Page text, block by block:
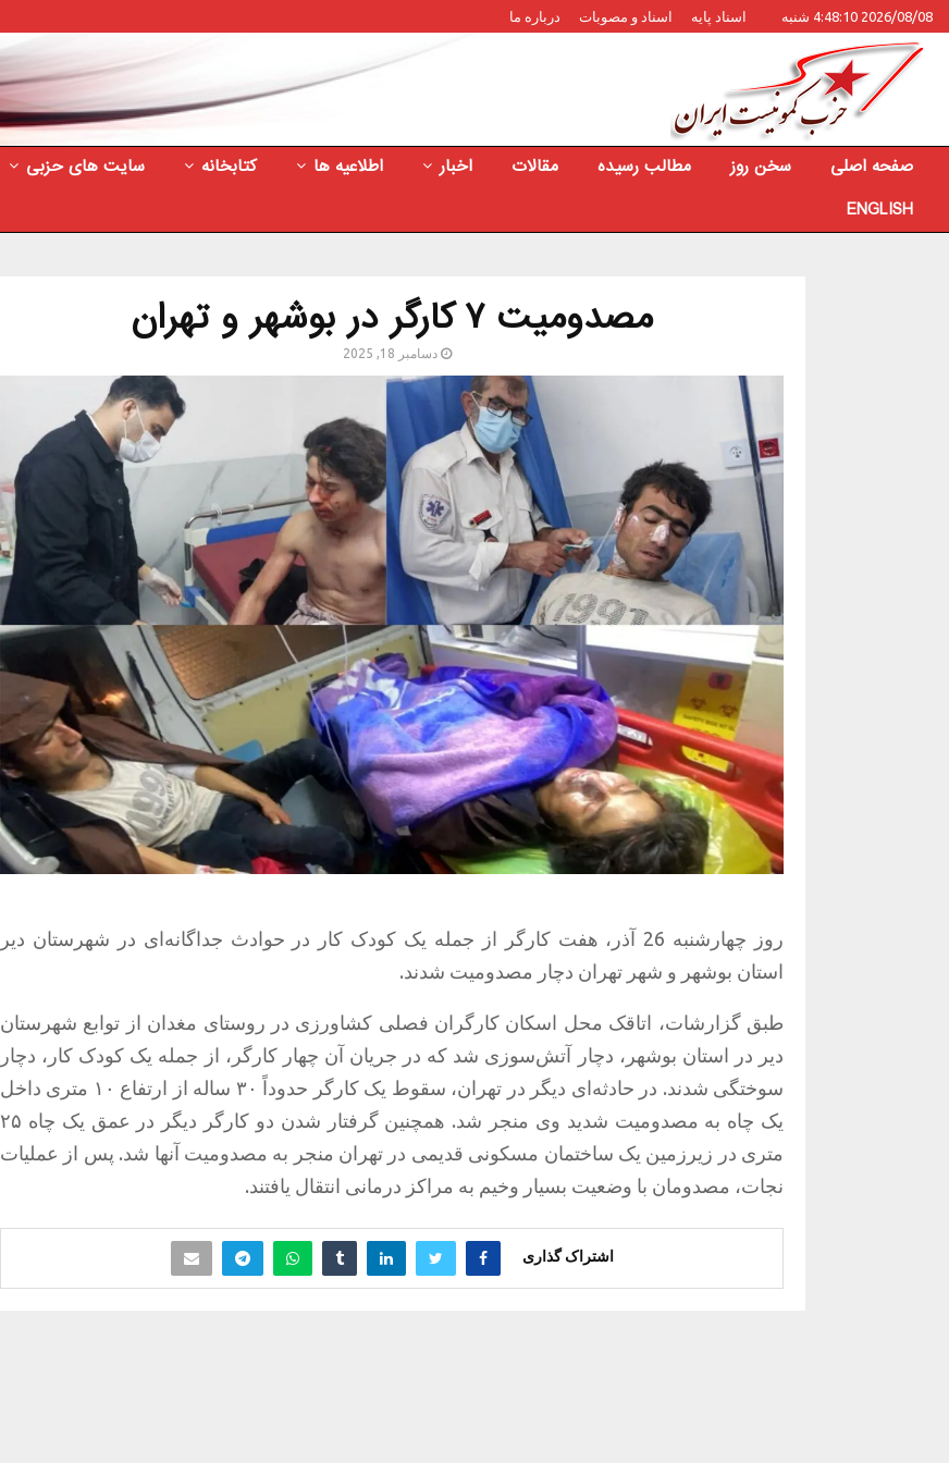
2026/08/08 4:48:10 شنبه اسناد پایه اسناد و مصوبات درباره ما
صفحه اصلی سخن روز مطالب رسیده مقالات اخبار اطلاعیه ها کتابخانه سایت های حزبی
ENGLISH
مصدومیت ۷ کارگر در بوشهر و تهران
دسامبر 18, 2025
روز چهارشنبه 26 آذر، هفت کارگر از جمله یک کودک کار در حوادث جداگانه‌ای در شهرستان دیر
استان بوشهر و شهر تهران دچار مصدومیت شدند.
طبق گزارشات، اتاقک محل اسکان کارگران فصلی کشاورزی در روستای مغدان از توابع شهرستان
دیر در استان بوشهر، دچار آتش‌سوزی شد که در جریان آن چهار کارگر، از جمله یک کودک کار، دچار
سوختگی شدند. در حادثه‌ای دیگر در تهران، سقوط یک کارگر حدوداً ۳۰ ساله از ارتفاع ۱۰ متری داخل
یک چاه به مصدومیت شدید وی منجر شد. همچنین گرفتار شدن دو کارگر دیگر در عمق یک چاه ۲۵
متری در زیرزمین یک ساختمان مسکونی قدیمی در تهران منجر به مصدومیت آنها شد. پس از عملیات
نجات، مصدومان با وضعیت بسیار وخیم به مراکز درمانی انتقال یافتند.
اشتراک گذاری